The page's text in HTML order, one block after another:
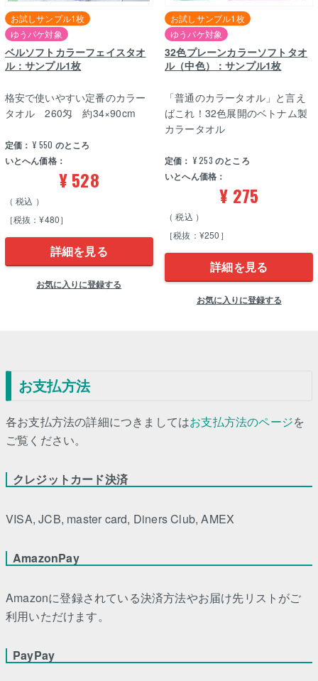
ベルソフトカラーフェイスタオ
ル：サンプル1枚
お試しサンプル1枚
ゆうパケ対象
定価： ¥ 550 のところ
いとへん価格：
¥528
税込
［税抜：¥480］
格安で使いやすい定番のカラー
タオル 260匁 約34×90cm
詳細を見る
お気に入りに登録する
32色プレーンカラーソフトタオ
ル（中色）：サンプル1枚
お試しサンプル1枚
ゆうパケ対象
定価： ¥253 のところ
いとへん価格：
¥ 275
税込
［税抜：¥250］
「普通のカラータオル」と言え
ばこれ！32色展開のベトナム製
カラータオル
詳細を見る
お気に入りに登録する
お支払方法
各お支払方法の詳細につきましてはお支払方法のページを
ご覧ください。
クレジットカード決済
VISA, JCB, master card, Diners Club, AMEX
AmazonPay
Amazonに登録されている決済方法やお届け先リストがご
利用いただけます。
PayPay